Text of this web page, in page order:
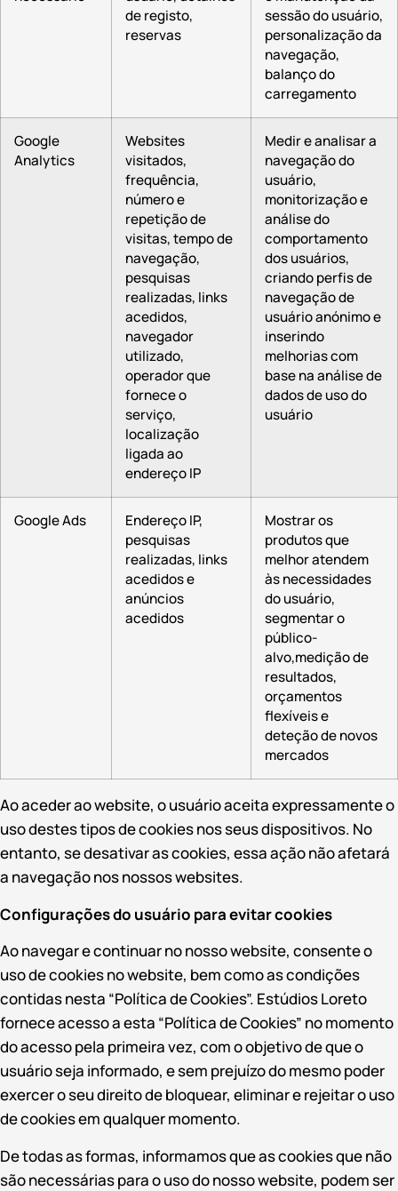
de registo,
reservas
sessão do usuário,
personalização da
navegação,
balanço do
carregamento
Google
Analytics
Websites
visitados,
frequência,
número e
repetição de
visitas, tempo de
navegação,
pesquisas
realizadas, links
acedidos,
navegador
utilizado,
operador que
fornece o
serviço,
localização
ligada ao
endereço IP
Medir e analisar a
navegação do
usuário,
monitorização e
análise do
comportamento
dos usuários,
criando perfis de
navegação de
usuário anónimo e
inserindo
melhorias com
base na análise de
dados de uso do
usuário
Google Ads
Endereço IP,
pesquisas
realizadas, links
acedidos ​​e
anúncios
acedidos
Mostrar os
produtos que
melhor atendem
às necessidades
do usuário,
segmentar o
público-
alvo,medição de
resultados,
orçamentos
flexíveis e
deteção de novos
mercados
Ao aceder ao website, o usuário aceita expressamente o
uso destes tipos de cookies nos seus dispositivos. No
entanto, se desativar as cookies, essa ação não afetará
a navegação nos nossos websites.
Configurações do usuário para evitar cookies
Ao navegar e continuar no nosso website, consente o
uso de cookies no website, bem como as condições
contidas nesta “Política de Cookies”. Estúdios Loreto
fornece acesso a esta “Política de Cookies” no momento
do acesso pela primeira vez, com o objetivo de que o
usuário seja informado, e sem prejuízo do mesmo poder
exercer o seu direito de bloquear, eliminar e rejeitar o uso
de cookies em qualquer momento.
De todas as formas, informamos que as cookies que não
são necessárias para o uso do nosso website, podem ser